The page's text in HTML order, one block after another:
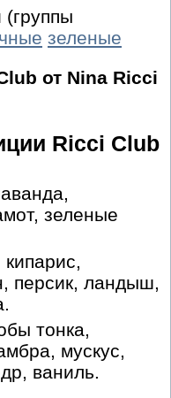
зеленые
от Nina Ricci
Ricci Club
зеленые
персик, ландыш,
тонка,
мускус,
ваниль.